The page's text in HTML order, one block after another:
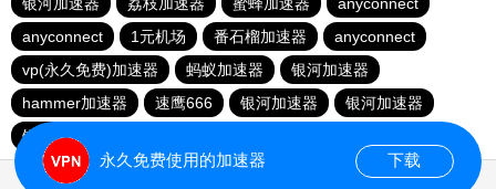
银河加速器
荔枝加速器 蜜蜂加速器
anyconnect
anyconnect
1元机场 番石榴加速器
anyconnect
vp(永久免费)加速器
蚂蚁加速器
银河加速器
hammer加速器
速鹰666 银河加速器
银河加速器
银河加速器
永久免费使用的加速器 下载